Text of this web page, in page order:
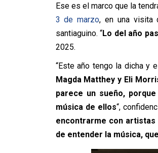
Ese es el marco que la
3 de marzo, en una visita
santiaguino. “Lo del año
2025.
“Este año tengo la dicha y
Magda Matthey y Eli
parece un sueño,
música de ellos“,
encontrarme con
de entender la música,